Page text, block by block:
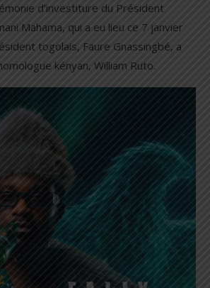
d’investiture du Président
Mahama, qui a eu lieu ce 7 janvier
togolais, Faure Gnassingbé, a
kényan, William Ruto.